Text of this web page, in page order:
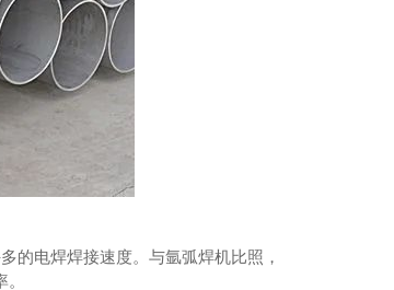
电焊焊接速度。与氩弧焊机比照，